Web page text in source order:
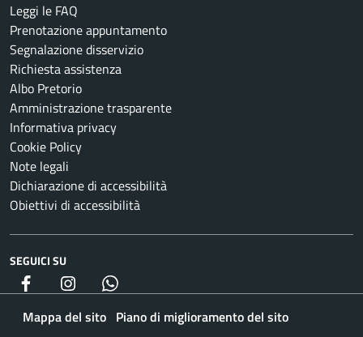
Leggi le FAQ
Prenotazione appuntamento
Segnalazione disservizio
Richiesta assistenza
Albo Pretorio
Amministrazione trasparente
Informativa privacy
Cookie Policy
Note legali
Dichiarazione di accessibilità
Obiettivi di accessibilità
SEGUICI SU
Facebook Instagram
Mappa del sito Piano di miglioramento del sito